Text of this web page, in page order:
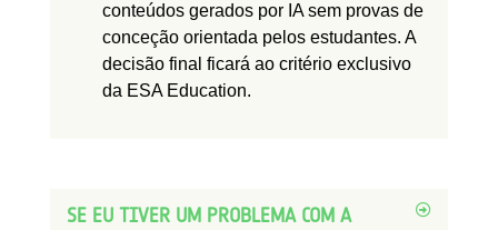
conteúdos gerados por IA sem provas de
conceção orientada pelos estudantes. A
decisão final ficará ao critério exclusivo
da ESA Education.
SE EU TIVER UM PROBLEMA COM A